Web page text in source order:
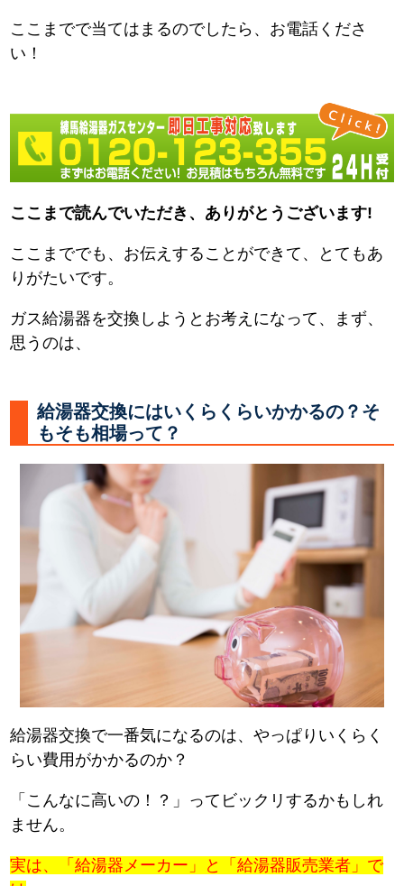
ここまでで当てはまるのでしたら、お電話くださ
い！
ここまで読んでいただき、ありがとうございます!
ここまででも、お伝えすることができて、とてもあ
りがたいです。
ガス給湯器を交換しようとお考えになって、まず、
思うのは、
給湯器交換にはいくらくらいかかるの？そ
もそも相場って？
給湯器交換で一番気になるのは、やっぱりいくらく
らい費用がかかるのか？
「こんなに高いの！？」ってビックリするかもしれ
ません。
実は、「給湯器メーカー」と「給湯器販売業者」で